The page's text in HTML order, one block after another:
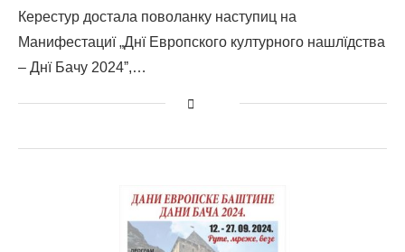
Керестур достала поволанку наступиц на
Манифестациї „Днї Европского културного нашлїдства
– Днї Бачу 2024ˮ,…